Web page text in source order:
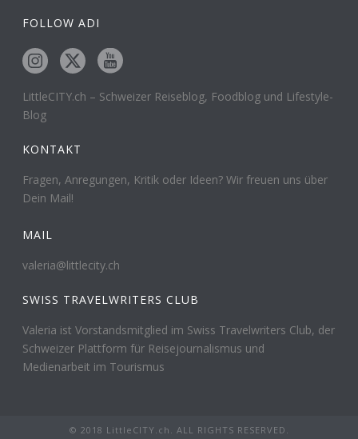
FOLLOW ADI
LittleCITY.ch – Schweizer Reiseblog, Foodblog und Lifestyle-
Blog
KONTAKT
Fragen, Anregungen, Kritik oder Ideen? Wir freuen uns über
Dein Mail!
MAIL
valeria@littlecity.ch
SWISS TRAVELWRITERS CLUB
Valeria ist Vorstandsmitglied im Swiss Travelwriters Club, der
Schweizer Plattform für Reisejournalismus und
Medienarbeit im Tourismus
© 2018 LittleCITY.ch. ALL RIGHTS RESERVED.